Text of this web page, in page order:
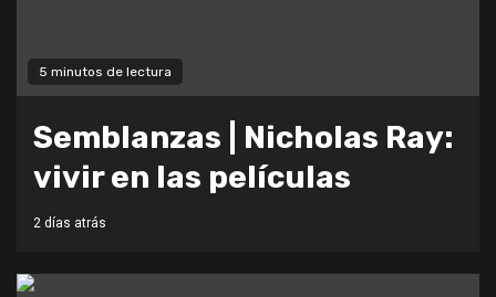
5 minutos de lectura
Semblanzas | Nicholas Ray:
vivir en las películas
2 días atrás